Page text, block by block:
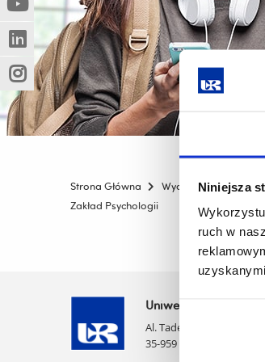
Niniejsza
ruch w
innej
strony)
(Nowe
okno)
(Link
do
innej
strony)
(Nowe
okno)
(Link
do
innej
strony)
(Nowe
okno)
(Link
do
innej
strony)
Strona Główna Wydziały
Zakład Psychologii
Uniwersytet Rzeszowski
Al. Tadeusza Rejtana 16C
35-959 Rzeszów